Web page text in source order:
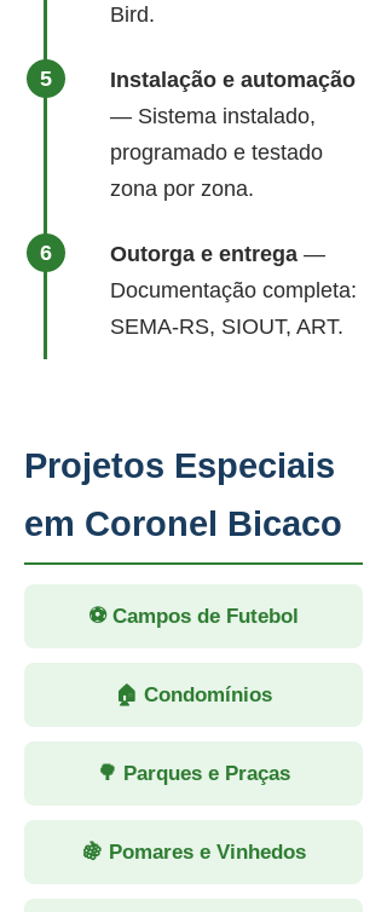
Bird.
Instalação e automação
— Sistema instalado,
programado e testado
zona por zona.
Outorga e entrega —
Documentação completa:
SEMA-RS, SIOUT, ART.
Projetos Especiais
em Coronel Bicaco
⚽ Campos de Futebol
🏠 Condomínios
🌳 Parques e Praças
🍇 Pomares e Vinhedos